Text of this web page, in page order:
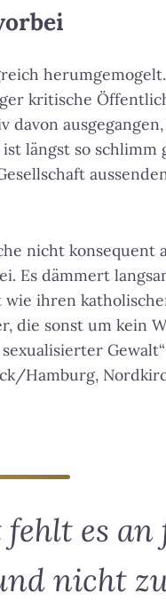
kritische
längst so schlimm
nicht
Es dämmert
ihren
die sonst um kein
Hamburg,
es
nicht